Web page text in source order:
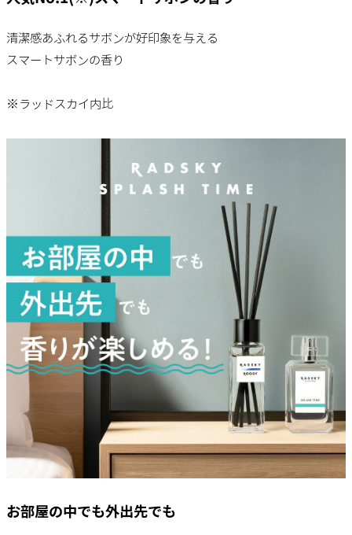
清潔感あふれるサボンが好印象を与える
スマートサボンの香り
※ラッドスカイ内比
お部屋の中でも外出先でも